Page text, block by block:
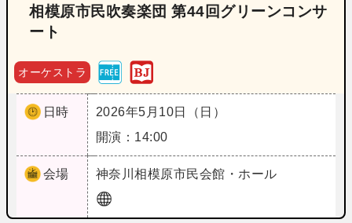
相模原市民吹奏楽団 第44回グリーンコンサ
ート
オーケストラ
日時
2026年5月10日（日）
開演：14:00
会場 神奈川相模原市民会館・ホール